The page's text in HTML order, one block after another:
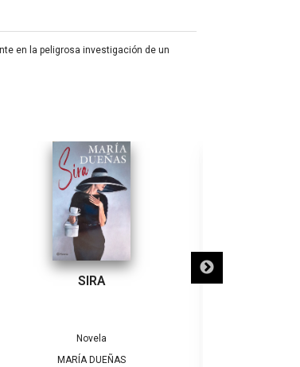
en la peligrosa investigación de un
SIRA
Novela
MARÍA DUEÑAS